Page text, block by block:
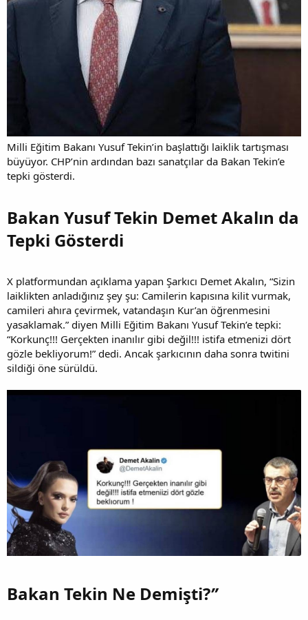
Milli Eğitim Bakanı Yusuf Tekin’in başlattığı laiklik tartışması
büyüyor. CHP’nin ardından bazı sanatçılar da Bakan Tekin’e
tepki gösterdi.
Bakan Yusuf Tekin Demet Akalın da
Tepki Gösterdi​
X platformundan açıklama yapan Şarkıcı Demet Akalın, “Sizin
laiklikten anladığınız şey şu: Camilerin kapısına kilit vurmak,
camileri ahıra çevirmek, vatandaşın Kur’an öğrenmesini
yasaklamak.” diyen Milli Eğitim Bakanı Yusuf Tekin’e tepki:
“Korkunç!!! Gerçekten inanılır gibi değil!!! istifa etmenizi dört
gözle bekliyorum!” dedi. Ancak şarkıcının daha sonra twitini
sildiği öne sürüldü.
Bakan Tekin Ne Demişti?”